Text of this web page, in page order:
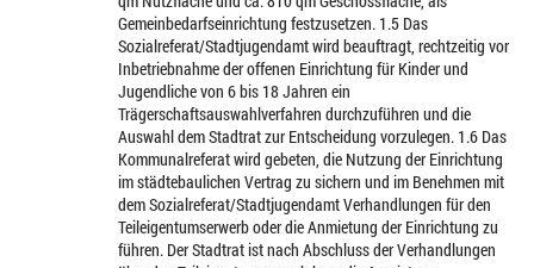
Gemeinbedarfseinrichtung festzusetzen. 1.5 Das
Sozialreferat/Stadtjugendamt wird beauftragt, rechtzeitig vor
Inbetriebnahme der offenen Einrichtung für Kinder und
Jugendliche von 6 bis 18 Jahren ein
Trägerschaftsauswahlverfahren durchzuführen und die
Auswahl dem Stadtrat zur Entscheidung vorzulegen. 1.6 Das
Kommunalreferat wird gebeten, die Nutzung der Einrichtung
im städtebaulichen Vertrag zu sichern und im Benehmen mit
dem Sozialreferat/Stadtjugendamt Verhandlungen für den
Teileigentumserwerb oder die Anmietung der Einrichtung zu
führen. Der Stadtrat ist nach Abschluss der Verhandlungen